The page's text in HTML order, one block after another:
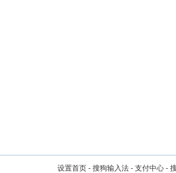
设置首页 - 搜狗输入法 - 支付中心 -